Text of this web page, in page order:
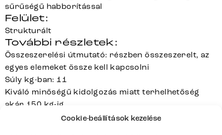
Cookie-beállítások kezelése
sűrűségű habborítással
Felület:
Strukturált
További részletek:
Összeszerelési útmutató: részben összeszerelt, az
egyes elemeket össze kell kapcsolni
Súly kg-ban: 11
Kiváló minőségű kidolgozás miatt terhelhetőség
akár 150 kg-ig
A tiszta hátoldal különösen elegáns megjelenést